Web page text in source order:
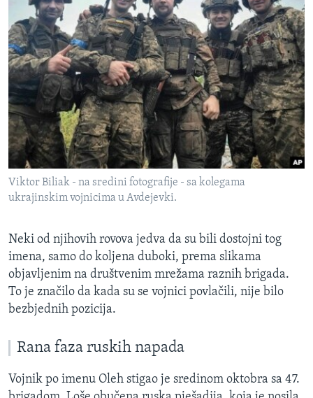
Viktor Biliak - na sredini fotografije - sa kolegama
ukrajinskim vojnicima u Avdejevki.
Neki od njihovih rovova jedva da su bili dostojni tog
imena, samo do koljena duboki, prema slikama
objavljenim na društvenim mrežama raznih brigada.
To je značilo da kada su se vojnici povlačili, nije bilo
bezbjednih pozicija.
Rana faza ruskih napada
Vojnik po imenu Oleh stigao je sredinom oktobra sa 47.